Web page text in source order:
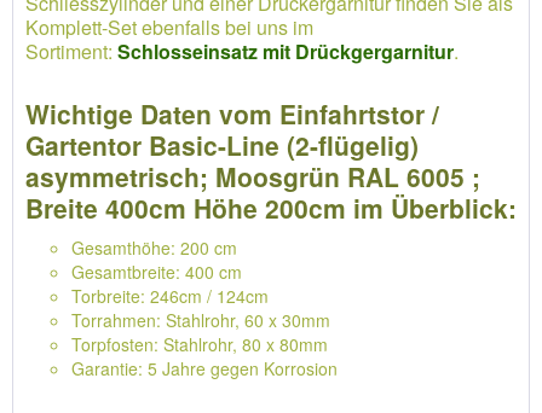
Komplett-Set ebenfalls bei uns im
Sortiment: Schlosseinsatz mit Drückgergarnitur.
Wichtige Daten vom Einfahrtstor /
Gartentor Basic-Line (2-flügelig)
asymmetrisch; Moosgrün RAL 6005 ;
Breite 400cm Höhe 200cm im Überblick:
Gesamthöhe: 200 cm
Gesamtbreite: 400 cm
Torbreite: 246cm / 124cm
Torrahmen: Stahlrohr, 60 x 30mm
Torpfosten: Stahlrohr, 80 x 80mm
Garantie: 5 Jahre gegen Korrosion